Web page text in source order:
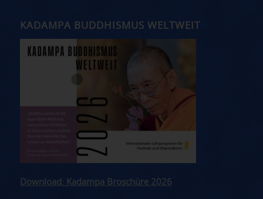
KADAMPA BUDDHISMUS WELTWEIT
Download: Kadampa Broschüre 2026